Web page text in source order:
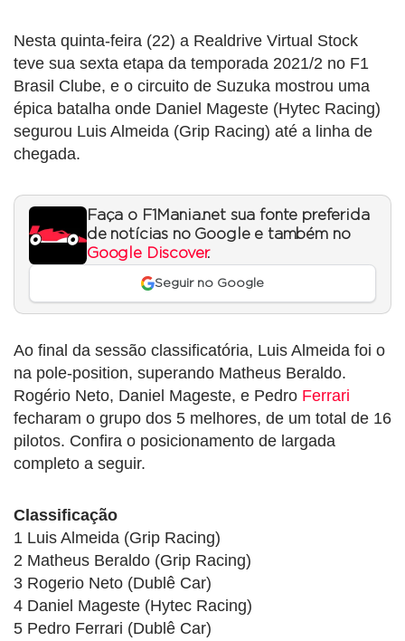
Nesta quinta-feira (22) a Realdrive Virtual Stock
teve sua sexta etapa da temporada 2021/2 no F1
Brasil Clube, e o circuito de Suzuka mostrou uma
épica batalha onde Daniel Mageste (Hytec Racing)
segurou Luis Almeida (Grip Racing) até a linha de
chegada.
Faça o F1Mania.net sua fonte preferida
de notícias no Google e também no
Google Discover.
Seguir no Google
Ao final da sessão classificatória, Luis Almeida foi o
na pole-position, superando Matheus Beraldo.
Rogério Neto, Daniel Mageste, e Pedro Ferrari
fecharam o grupo dos 5 melhores, de um total de 16
pilotos. Confira o posicionamento de largada
completo a seguir.
Classificação
1 Luis Almeida (Grip Racing)
2 Matheus Beraldo (Grip Racing)
3 Rogerio Neto (Dublê Car)
4 Daniel Mageste (Hytec Racing)
5 Pedro Ferrari (Dublê Car)